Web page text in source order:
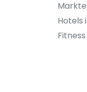
Hotels